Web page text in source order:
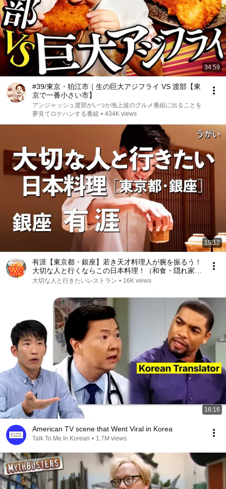
34:59
#39/東京・狛江市｜生の巨大アジフライ VS 渡部【東
京で一番小さい市】
アンジャッシュ渡部がいつか地上波のグルメ番組に出ることを
夢見てロケハンする番組 • 434K views
15:12
有涯【東京都・銀座】若き天才料理人が腕を振るう！
大切な人と行くならこの日本料理！（和食・隠れ家・
名店・懐石料理・会席料理）
大切な人と行きたいレストラン • 16K views
16:16
American TV scene that Went Viral in Korea
Talk To Me In Korean • 1.7M views